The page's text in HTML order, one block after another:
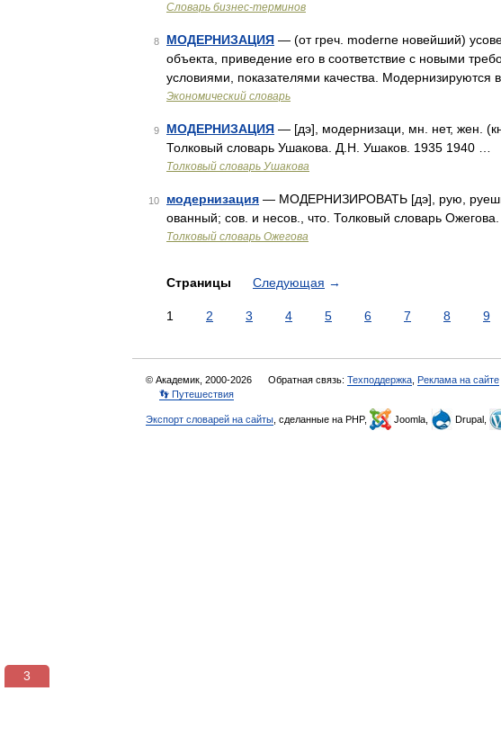
Словарь бизнес-терминов
8 МОДЕРНИЗАЦИЯ — (от греч. moderne новейший)
объекта, приведение его в соответствие с новыми
условиями, показателями качества.
Экономический словарь
9 МОДЕРНИЗАЦИЯ — [дэ], модернизаци, мн. нет, жен.
Толковый словарь Ушакова. Д.Н. Ушаков. 1935 1940 …
Толковый словарь Ушакова
10 модернизация — МОДЕРНИЗИРОВАТЬ [дэ], рую,
ованный; сов. и несов., что. Толковый словарь
Толковый словарь Ожегова
Страницы Следующая →
1 2 3 4 5 6 7 8 9
© Академик, 2000-2026 Обратная связь: Техподдержка Реклама на сайте
👣 Путешествия
Экспорт словарей на сайты , сделанные на PHP, Joomla, Drupal,
3